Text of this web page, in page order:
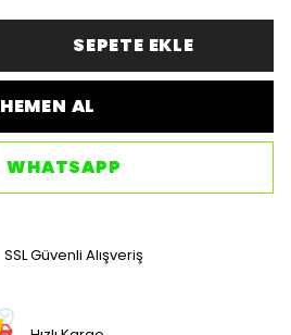
SEPETE EKLE
HEMEN AL
WHATSAPP
SSL Güvenli Alışveriş